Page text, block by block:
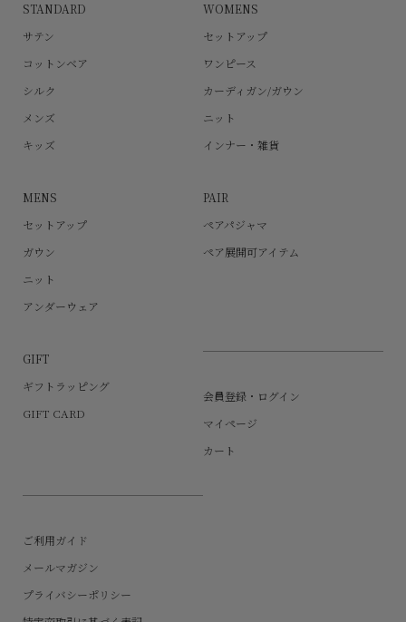
STANDARD
サテン
コットンベア
シルク
メンズ
キッズ
WOMENS
セットアップ
ワンピース
カーディガン/ガウン
ニット
インナー・雑貨
MENS
セットアップ
ガウン
ニット
アンダーウェア
PAIR
ペアパジャマ
ペア展開可アイテム
GIFT
ギフトラッピング
GIFT CARD
会員登録・ログイン
マイページ
カート
ご利用ガイド
メールマガジン
プライバシーポリシー